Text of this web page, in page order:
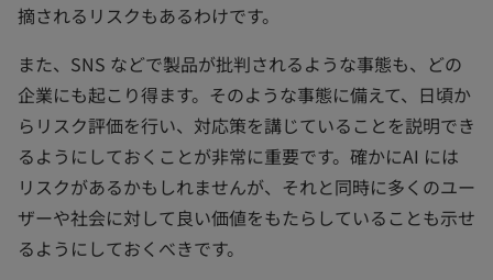
摘されるリスクもあるわけです。
また、SNS などで製品が批判されるような事態も、どの
企業にも起こり得ます。そのような事態に備えて、日頃か
らリスク評価を行い、対応策を講じていることを説明でき
るようにしておくことが非常に重要です。確かにAI には
リスクがあるかもしれませんが、それと同時に多くのユー
ザーや社会に対して良い価値をもたらしていることも示せ
るようにしておくべきです。